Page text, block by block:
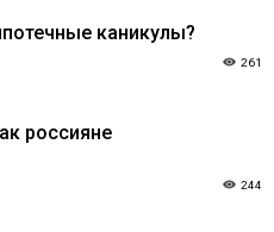
каникулы?
261
россияне
244